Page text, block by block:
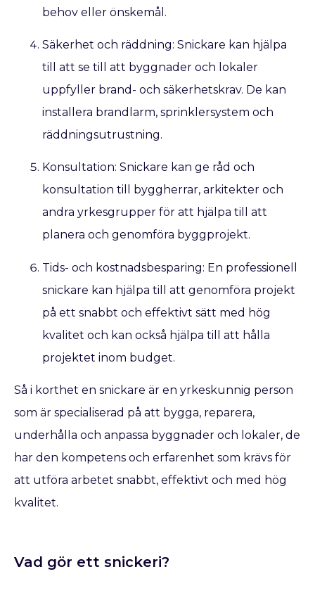
behov eller önskemål.
Säkerhet och räddning: Snickare kan hjälpa
till att se till att byggnader och lokaler
uppfyller brand- och säkerhetskrav. De kan
installera brandlarm, sprinklersystem och
räddningsutrustning.
Konsultation: Snickare kan ge råd och
konsultation till byggherrar, arkitekter och
andra yrkesgrupper för att hjälpa till att
planera och genomföra byggprojekt.
Tids- och kostnadsbesparing: En professionell
snickare kan hjälpa till att genomföra projekt
på ett snabbt och effektivt sätt med hög
kvalitet och kan också hjälpa till att hålla
projektet inom budget.
Så i korthet en snickare är en yrkeskunnig person
som är specialiserad på att bygga, reparera,
underhålla och anpassa byggnader och lokaler, de
har den kompetens och erfarenhet som krävs för
att utföra arbetet snabbt, effektivt och med hög
kvalitet.
Vad gör ett snickeri?